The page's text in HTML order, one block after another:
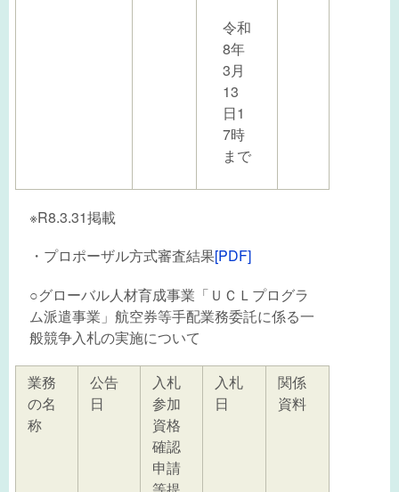
令和
8年
3月
13
日1
7時
まで
※R8.3.31掲載
・プロポーザル方式審査結果[PDF]
○グローバル人材育成事業「ＵＣＬプログラ
ム派遣事業」航空券等手配業務委託に係る一
般競争入札の実施について
業務
の名
称
公告
日
入札
参加
資格
確認
申請
入札
日
関係
資料